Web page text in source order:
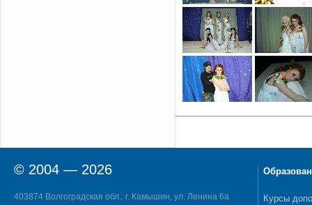
© 2004 — 2026
403874 Волгоградская обл., г. Камышин, ул. Ленина 6а
Курсы